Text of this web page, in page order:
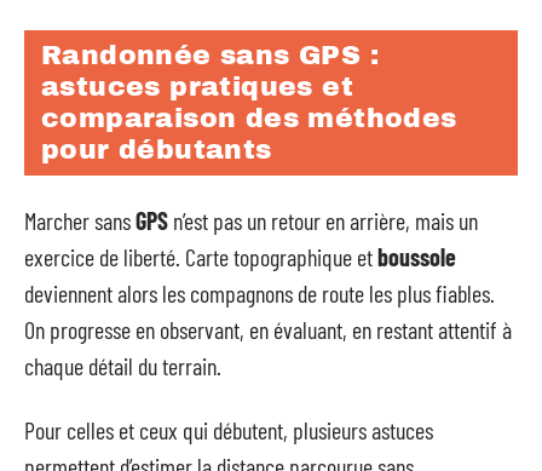
Randonnée sans GPS :
astuces pratiques et
comparaison des méthodes
pour débutants
Marcher sansGPS n’est pas un retour en arrière, mais un
exercice de liberté. Carte topographique etboussole
deviennent alors les compagnons de route les plus fiables.
On progresse en observant, en évaluant, en restant attentif à
chaque détail du terrain.
Pour celles et ceux qui débutent, plusieurs astuces